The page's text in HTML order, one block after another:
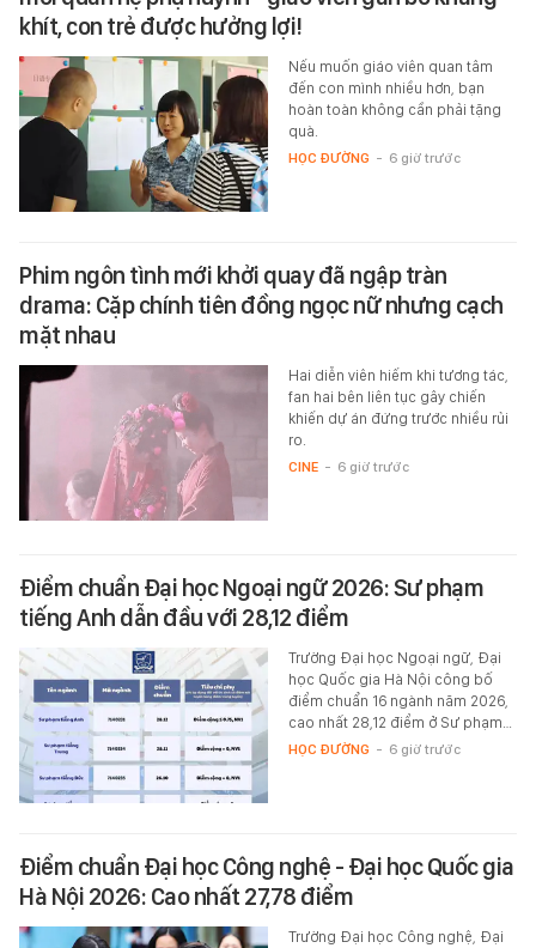
khít, con trẻ được hưởng lợi!
Nếu muốn giáo viên quan tâm
đến con mình nhiều hơn, bạn
hoàn toàn không cần phải tặng
quà.
HỌC ĐƯỜNG - 6 giờ trước
Phim ngôn tình mới khởi quay đã ngập tràn
drama: Cặp chính tiên đồng ngọc nữ nhưng cạch
mặt nhau
Hai diễn viên hiếm khi tương tác,
fan hai bên liên tục gây chiến
khiến dự án đứng trước nhiều rủi
ro.
CINE - 6 giờ trước
Điểm chuẩn Đại học Ngoại ngữ 2026: Sư phạm
tiếng Anh dẫn đầu với 28,12 điểm
Trường Đại học Ngoại ngữ, Đại
học Quốc gia Hà Nội công bố
điểm chuẩn 16 ngành năm 2026,
cao nhất 28,12 điểm ở Sư phạm…
HỌC ĐƯỜNG - 6 giờ trước
Điểm chuẩn Đại học Công nghệ - Đại học Quốc gia
Hà Nội 2026: Cao nhất 27,78 điểm
Trường Đại học Công nghệ, Đại